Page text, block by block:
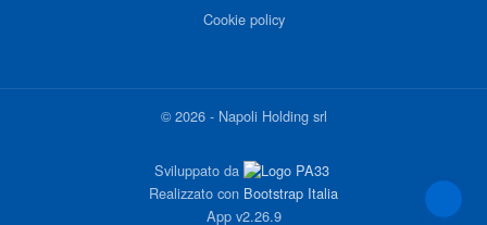
Cookie policy
©2026- Napoli Holding srl
Sviluppato da
Realizzato con Bootstrap Italia
App v2.26.9